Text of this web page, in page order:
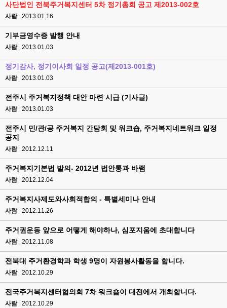
사단법인 전북주거복지센터 5차 정기총회 공고 제2013-002호
사람 2013.01.16
기부금영수증 발행 안내
사람 2013.01.03
정기감사, 정기이사회 일정 공고(제2013-001호)
사람 2013.01.03
전주시 주거복지정책 대안 마련 시급 (기사글)
사람 2013.01.03
전주시 민/관/공 주거복지 간담회 및 워크숍, 주거복지네트워크 일정
공지
사람 2012.12.11
주거복지기본법 발의- 2012년 법안통과 바램
사람 2012.12.04
주거복지사제도와사회적합의 - 특별세미나 안내
사람 2012.11.26
주거권운동 앞으로 어떻게 해야하나, 심포지움에 초대합니다
사람 2012.11.08
전북대 주거환경학과 학생 9명이 자원봉사활동을 합니다.
사람 2012.10.29
전국주거복지센터협의회 7차 워크숍이 대전에서 개최합니다.
사람 2012.10.29